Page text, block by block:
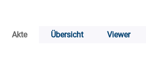
Akte Übersicht Viewer